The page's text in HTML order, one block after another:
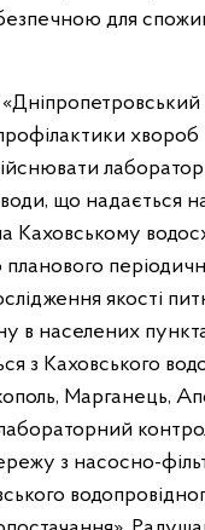
для
води, що надається
Каховському
якості
в населених
з Каховського
Марганець,
з насосно-